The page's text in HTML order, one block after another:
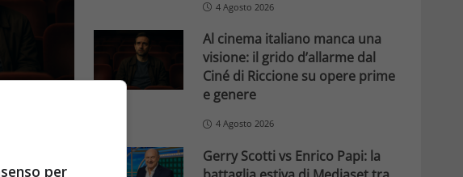
una
dal
prime
4 Agosto 2026
Al cinema italiano manca una
visione: il grido d’allarme dal
Ciné di Riccione su opere prime
e genere
4 Agosto 2026
Gerry Scotti vs Enrico Papi: la
per